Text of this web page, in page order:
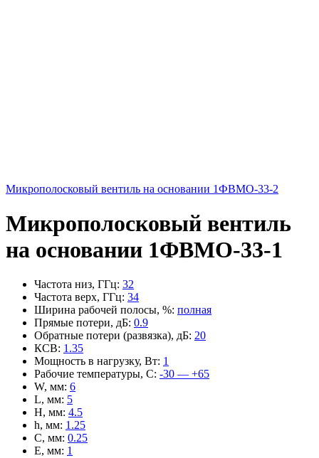
Микрополосковый вентиль на основании 1ФВМO-33-2
Микрополосковый вентиль
на основании 1ФВМO-33-1
Частота низ, ГГц: 32
Частота верх, ГГц: 34
Ширина рабочей полосы, %: полная
Прямые потери, дБ: 0.9
Обратные потери (развязка), дБ: 20
КСВ: 1.35
Мощность в нагрузку, Вт: 1
Рабочие температуры, С: -30 — +65
W, мм: 6
L, мм: 5
H, мм: 4.5
h, мм: 1.25
C, мм: 0.25
E, мм: 1